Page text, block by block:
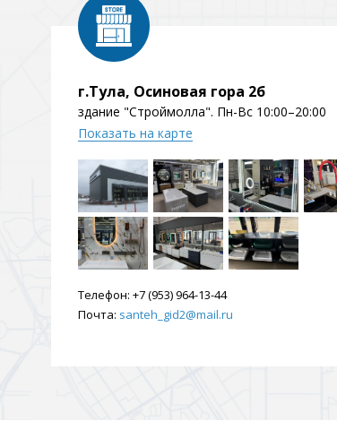
г.Тула, Осиновая гора 2б
здание "Строймолла". Пн-Вс 10:00–20:00
Показать на карте
Телефон: +7 (953) 964-13-44
Почта: santeh_gid2@mail.ru